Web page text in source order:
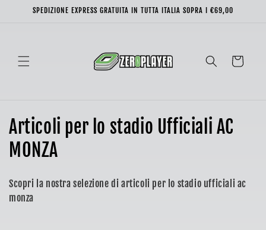
direttamente
SPEDIZIONE EXPRESS GRATUITA IN TUTTA ITALIA SOPRA I €69,00
Carrello
C
o
l
Articoli per lo stadio Ufficiali AC
MONZA
Scopri la nostra selezione di articoli per lo stadio ufficiali ac
monza